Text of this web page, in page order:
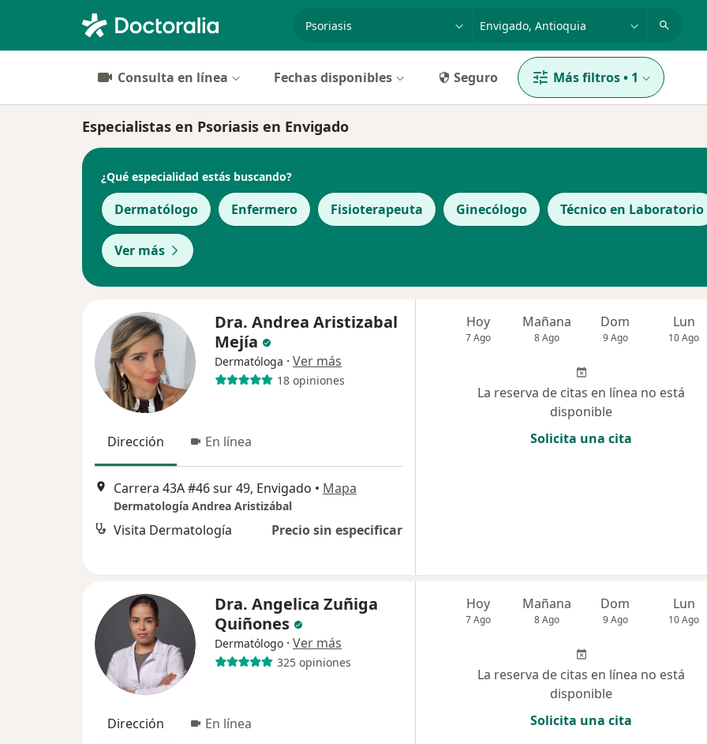
Consulta en línea Fechas disponibles Seguro Más filtros• 1
Especialistas en Psoriasis en Envigado
¿Qué especialidad estás buscando?
Dermatólogo Enfermero Fisioterapeuta Ginecólogo Técnico en Laboratorio
Ver más
Dra. Andrea Aristizabal
Mejía
Dermatóloga · Ver más
18 opiniones
Dirección En línea
Carrera 43A #46 sur 49, Envigado • Mapa
Dermatología Andrea Aristizábal
Visita Dermatología Precio sin especificar
Hoy
7 Ago
Mañana
8 Ago
Dom
9 Ago
Lun
10 Ago
La reserva de citas en línea no está
disponible
Solicita una cita
Dra. Angelica Zuñiga
Quiñones
Dermatólogo · Ver más
325 opiniones
Dirección En línea
Hoy
7 Ago
Mañana
8 Ago
Dom
9 Ago
Lun
10 Ago
La reserva de citas en línea no está
disponible
Solicita una cita